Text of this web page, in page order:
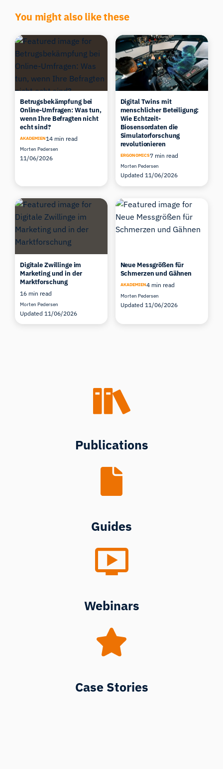
You might also like these
Betrugsbekämpfung bei
Online-Umfragen: Was tun,
wenn Ihre Befragten nicht
echt sind?
AKADEMIEN14 min read
Morten Pedersen
11/06/2026
Digital Twins mit
menschlicher Beteiligung:
Wie Echtzeit-
Biosensordaten die
Simulatorforschung
revolutionieren
ERGONOMICS7 min read
Morten Pedersen
Updated 11/06/2026
Digitale Zwillinge im
Marketing und in der
Marktforschung
16 min read
Morten Pedersen
Updated 11/06/2026
Neue Messgrößen für
Schmerzen und Gähnen
AKADEMIEN4 min read
Morten Pedersen
Updated 11/06/2026
Publications
Guides
Webinars
Case Stories